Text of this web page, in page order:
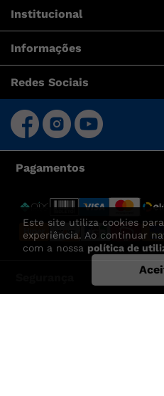
Este site utiliza cookies
experiência. Ao continuar
com a nossa política de
Institucional
Informações
Redes Sociais
Pagamentos